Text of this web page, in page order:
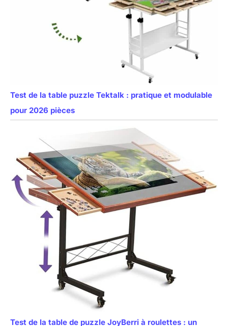
Test de la table puzzle Tektalk : pratique et modulable
pour 2026 pièces
Test de la table de puzzle JoyBerri à roulettes : un